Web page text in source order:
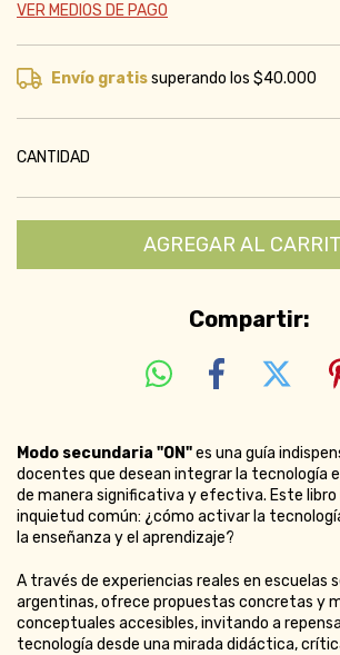
VER MEDIOS DE PAGO
Envío gratissuperando los$40.000
CANTIDAD
Compartir:
Modo secundaria "ON"es una guía
docentes que desean integrar la tecnología
de manera significativa y efectiva. Este libro
inquietud común: ¿cómo activar la
la enseñanza y el aprendizaje?
A través de experiencias reales en escuelas
argentinas, ofrece propuestas concretas y
conceptuales accesibles, invitando a
tecnología desde una mirada didáctica,